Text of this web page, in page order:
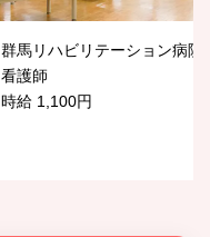
群馬リハビリテーション病院
看護師
時給 1,100円